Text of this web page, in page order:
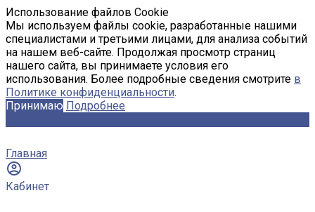
Использование файлов Cookie
Мы используем файлы cookie, разработанные нашими
специалистами и третьими лицами, для анализа событий
на нашем веб-сайте. Продолжая просмотр страниц
нашего сайта, вы принимаете условия его
использования. Более подробные сведения смотрите в
Политике конфиденциальности.
Принимаю Подробнее
Главная
Кабинет